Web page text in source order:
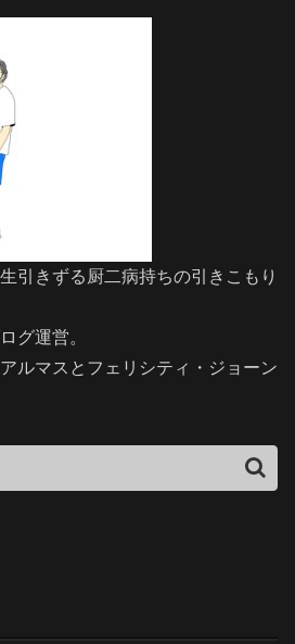
引きずる厨二病持ちの引きこもり
グ運営。
ルマスとフェリシティ・ジョーン